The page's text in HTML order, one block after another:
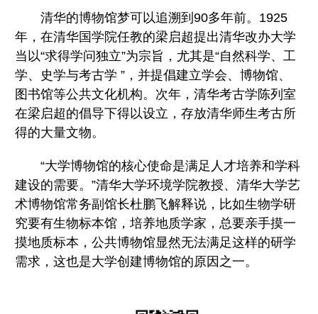
清华的博物馆梦可以追溯到90多年前。1925
年，在清华国学院任教的梁启超提出清华改办大学
当以“求得学问独立”为宗旨，尤其是“自然科学、工
学、史学与考古学 ”，并提倡建立学会、博物馆、
图书馆等公共文化机构。次年，清华考古学陈列室
在梁启超的倡导下得以设立，存放清华师生考古所
得的大量文物。
“大学博物馆的核心使命是满足人才培养和学科
建设的需要。”清华大学环境学院教授、清华大学艺
术博物馆常务副馆长杜鹏飞解释说，比如生物学研
究要有生物标本馆，培养地质学家，总要亲手摸一
摸地质标本，公共博物馆显然无法满足这样的研学
需求，这也是大学创建博物馆的原因之一。